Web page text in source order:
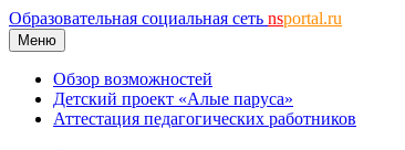
Образовательная социальная сеть nsportal.ru
Меню
Обзор возможностей
Детский проект «Алые паруса»
Аттестация педагогических работников